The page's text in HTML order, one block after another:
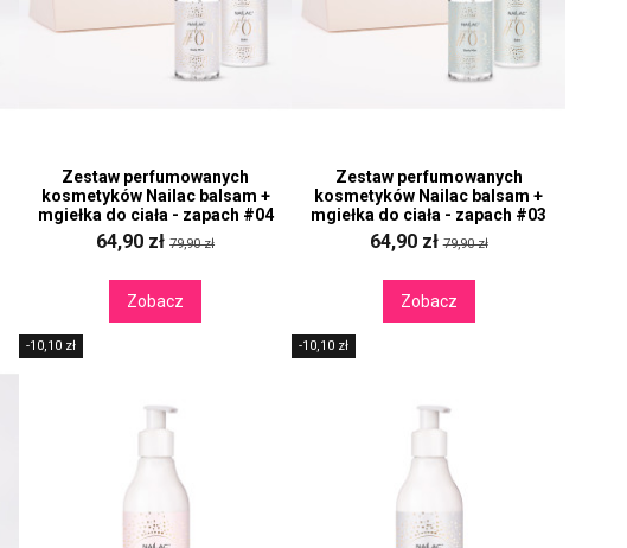
Zestaw perfumowanych
kosmetyków Nailac balsam +
mgiełka do ciała - zapach #04
64,90 zł79,90 zł
Zobacz
Zestaw perfumowanych
kosmetyków Nailac balsam +
mgiełka do ciała - zapach #03
64,90 zł79,90 zł
Zobacz
-10,10 zł -10,10 zł